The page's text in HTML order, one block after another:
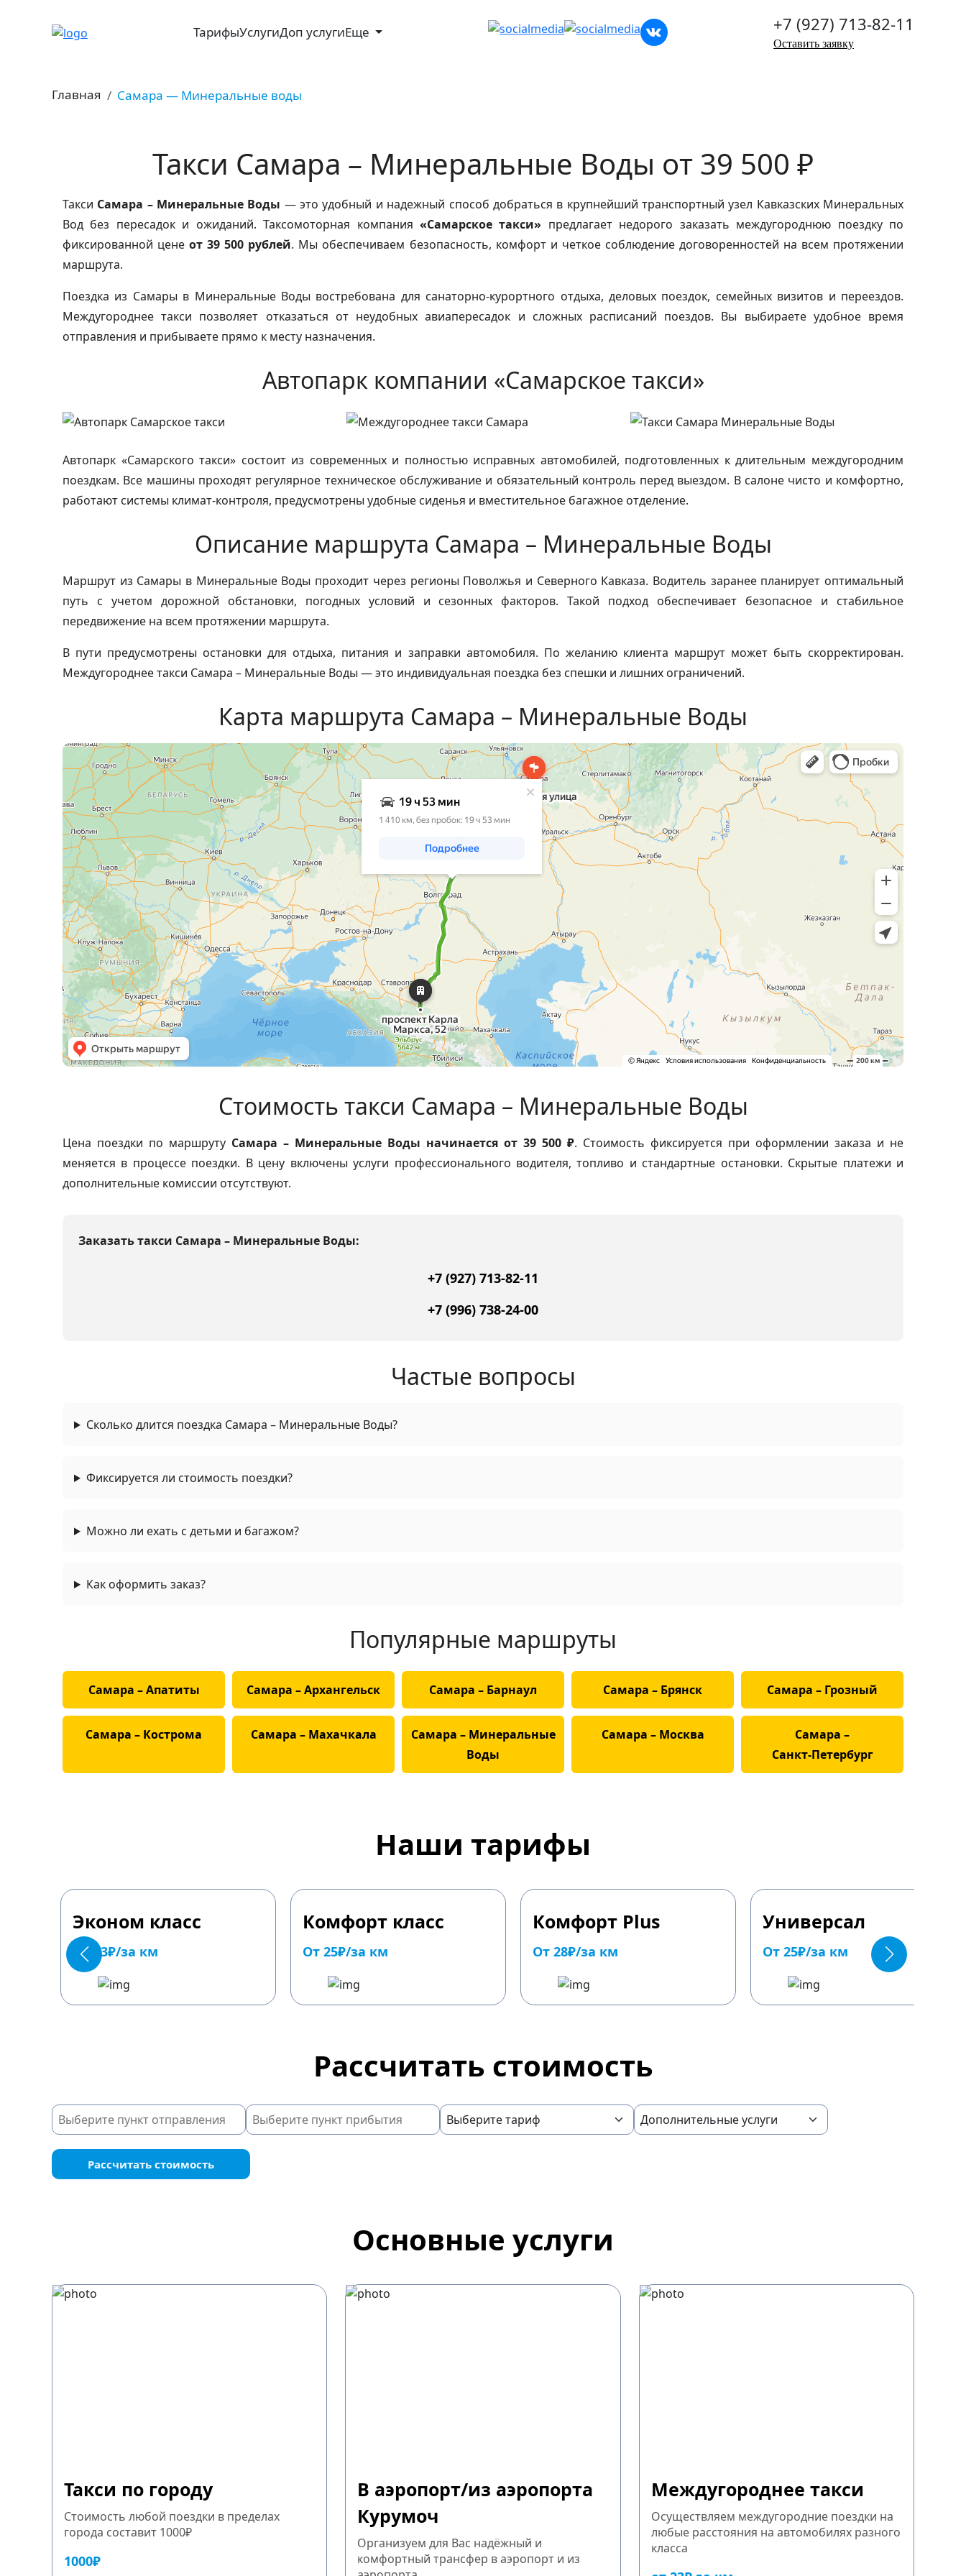
ТарифыУслугиДоп услугиЕще +7 (927) 713-82-11
Оставить заявку
Главная Самара — Минеральные воды
Такси Самара – Минеральные Воды от 39 500 ₽
Такси Самара – Минеральные Воды — это удобный и надежный способ добраться в крупнейший транспортный узел Кавказских Минеральных
Вод без пересадок и ожиданий. Таксомоторная компания «Самарское такси» предлагает недорого заказать междугороднюю поездку по
фиксированной ценеот 39 500 рублей. Мы обеспечиваем безопасность, комфорт и четкое соблюдение договоренностей на всем протяжении
маршрута.
Поездка из Самары в Минеральные Воды востребована для санаторно‑курортного отдыха, деловых поездок, семейных визитов и переездов.
Междугороднее такси позволяет отказаться от неудобных авиапересадок и сложных расписаний поездов. Вы выбираете удобное время
отправления и прибываете прямо к месту назначения.
Автопарк компании «Самарское такси»
Автопарк «Самарского такси» состоит из современных и полностью исправных автомобилей, подготовленных к длительным междугородним
поездкам. Все машины проходят регулярное техническое обслуживание и обязательный контроль перед выездом. В салоне чисто и комфортно,
работают системы климат‑контроля, предусмотрены удобные сиденья и вместительное багажное отделение.
Описание маршрута Самара – Минеральные Воды
Маршрут из Самары в Минеральные Воды проходит через регионы Поволжья и Северного Кавказа. Водитель заранее планирует оптимальный
путь с учетом дорожной обстановки, погодных условий и сезонных факторов. Такой подход обеспечивает безопасное и стабильное
передвижение на всем протяжении маршрута.
В пути предусмотрены остановки для отдыха, питания и заправки автомобиля. По желанию клиента маршрут может быть скорректирован.
Междугороднее такси Самара – Минеральные Воды — это индивидуальная поездка без спешки и лишних ограничений.
Карта маршрута Самара – Минеральные Воды
Стоимость такси Самара – Минеральные Воды
Цена поездки по маршруту Самара – Минеральные Воды начинается от 39 500 ₽. Стоимость фиксируется при оформлении заказа и не
меняется в процессе поездки. В цену включены услуги профессионального водителя, топливо и стандартные остановки. Скрытые платежи и
дополнительные комиссии отсутствуют.
Заказать такси Самара – Минеральные Воды:
+7 (927) 713‑82‑11
+7 (996) 738‑24‑00
Частые вопросы
Сколько длится поездка Самара – Минеральные Воды?
Фиксируется ли стоимость поездки?
Можно ли ехать с детьми и багажом?
Как оформить заказ?
Популярные маршруты
Самара – Апатиты Самара – Архангельск Самара – Барнаул Самара – Брянск Самара – Грозный
Самара – Кострома Самара – Махачкала
Самара – Минеральные
Воды
Самара – Москва
Самара –
Санкт‑Петербург
Наши тарифы
Эконом класс
От 23₽/за км
Комфорт класс
От 25₽/за км
Комфорт Plus
От 28₽/за км
Универсал
От 25₽/за км
Рассчитать стоимость
Рассчитать стоимость
Основные услуги
Такси по городу
Стоимость любой поездки в пределах
города составит 1000₽
1000₽
В аэропорт/из аэропорта
Курумоч
Организуем для Вас надёжный и
комфортный трансфер в аэропорт и из
Междугороднее такси
Осуществляем междугородние поездки на
любые расстояния на автомобилях разного
класса